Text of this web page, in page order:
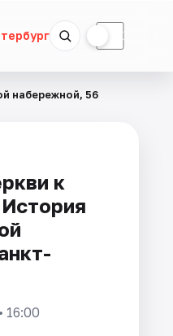
☾
набережной, 56
к
16:00